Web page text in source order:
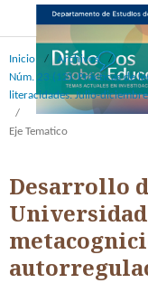
Inicio / Archivos
/
Núm. 23 (12): Prácticas de
literacidades. Julio-
/
Eje Tematico
Desarrollo